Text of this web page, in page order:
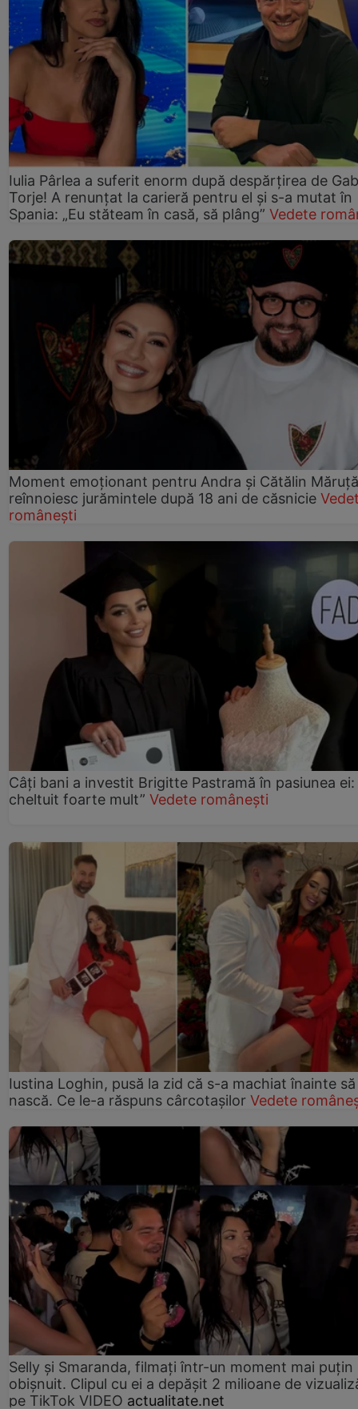
Iulia Pârlea a suferit enorm după despărțirea de
Torje! A renunțat la carieră pentru el și s-a mutat în
Spania: „Eu stăteam în casă, să plâng” Vedete
Moment emoționant pentru Andra și Cătălin
reînnoiesc jurămintele după 18 ani de căsnicie
românești
Câți bani a investit Brigitte Pastramă în pasiunea ei:
cheltuit foarte mult” Vedete românești
Iustina Loghin, pusă la zid că s-a machiat înainte să
nască. Ce le-a răspuns cârcotașilor Vedete
Selly și Smaranda, filmați într-un moment mai puțin
obișnuit. Clipul cu ei a depășit 2 milioane de
pe TikTok VIDEO actualitate.net